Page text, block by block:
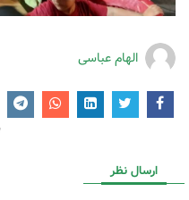
الهام عباسی
ارسال نظر